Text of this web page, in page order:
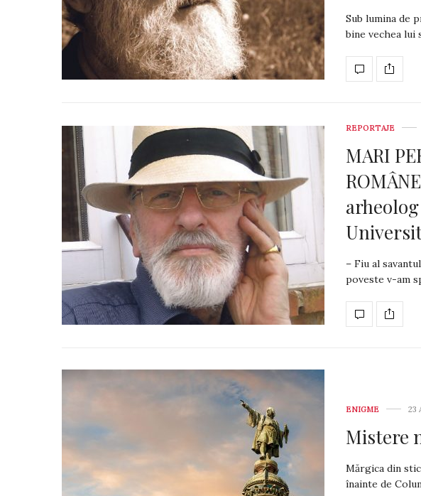
Sub lumina de
bine vechea lui
REPORTAJE
MARI
– Fiu al
poveste v-am
ENIGME 23
Mistere
Mărgica din
înainte de